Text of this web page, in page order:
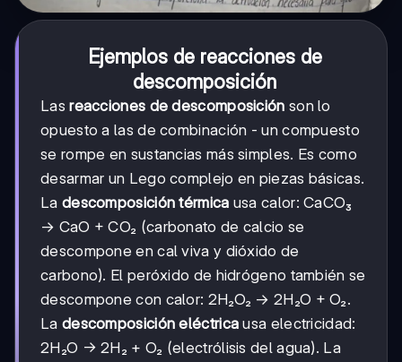
Ejemplos de reacciones de
descomposición
Lasreacciones de descomposición son lo
opuesto a las de combinación - un compuesto
se rompe en sustancias más simples. Es como
desarmar un Lego complejo en piezas básicas.
La descomposición térmica usa calor: CaCO₃
→ CaO + CO₂ (carbonato de calcio se
descompone en cal viva y dióxido de
carbono). El peróxido de hidrógeno también se
descompone con calor: 2H₂O₂ → 2H₂O + O₂.
La descomposición eléctrica usa electricidad:
2H₂O → 2H₂ + O₂ (electrólisis del agua). La